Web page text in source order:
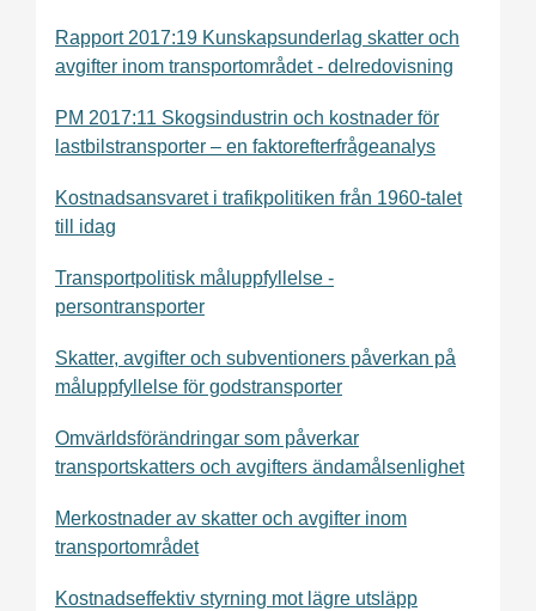
Rapport 2017:19 Kunskapsunderlag skatter och
avgifter inom transportområdet - delredovisning
PM 2017:11 Skogsindustrin och kostnader för
lastbilstransporter – en faktorefterfrågeanalys
Kostnadsansvaret i trafikpolitiken från 1960-talet
till idag
Transportpolitisk måluppfyllelse -
persontransporter
Skatter, avgifter och subventioners påverkan på
måluppfyllelse för godstransporter
Omvärldsförändringar som påverkar
transportskatters och avgifters ändamålsenlighet
Merkostnader av skatter och avgifter inom
transportområdet
Kostnadseffektiv styrning mot lägre utsläpp